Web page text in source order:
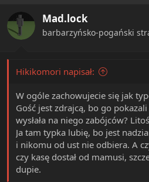
Mad.lock
barbarzyńsko-pogański
Hikikomori napisał:
W ogóle zachowujecie się jak
Gość jest zdrajcą, bo go
wysłała na niego zabójców?
Ja tam typka lubię, bo jest
i nikomu od ust nie odbiera. A
czy kasę dostał od mamusi,
dupie.